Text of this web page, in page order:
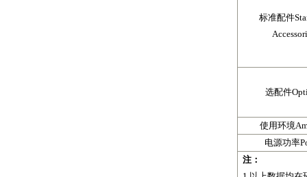
标准配件
选配件
使用环境
电源功率
注：